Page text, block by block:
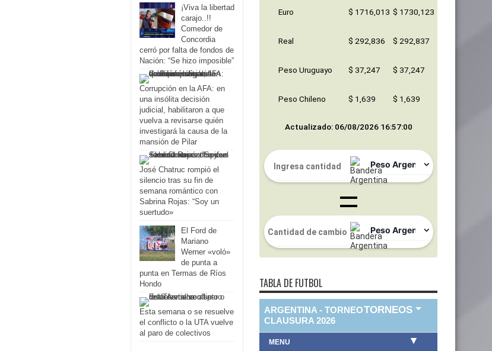
¡Viva la libertad
carajo..!!
Comedor de
Concordia
cerró por falta de fondos de
Nación: “Se hizo imposible”
Corrupción en la AFA: en
una insólita decisión
judicial, habilitaron a que
vuelva a revisarse quién
investigará la causa de la
mansión de Pilar
José Chatruc rompió el
silencio tras su fin de
semana romántico con
Sabrina Rojas: “Soy un
suertudo»
El Ford de
Mariano
Werner «voló»
de punta a
punta en Termas de Ríos
Hondo
Esta semana o se resuelve
el conflicto o la UTA vuelve
al paro de colectivos
Euro $ 1716,013 $ 1730,123
Real $ 292,836 $ 292,837
Peso Uruguayo $ 37,247 $ 37,247
Peso Chileno $ 1,639 $ 1,639
Actualizado: 06/08/2026 16:57:00
TABLA DE FUTBOL